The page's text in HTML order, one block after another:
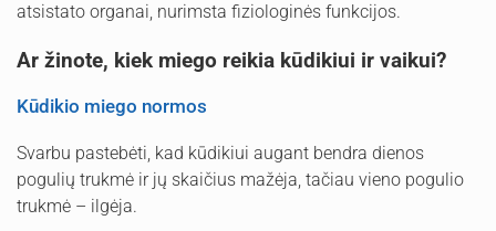
atsistato organai, nurimsta fiziologinės funkcijos.
Ar žinote, kiek miego reikia kūdikiui ir vaikui?
Kūdikio miego normos
Svarbu pastebėti, kad kūdikiui augant bendra dienos
pogulių trukmė ir jų skaičius mažėja, tačiau vieno pogulio
trukmė – ilgėja.